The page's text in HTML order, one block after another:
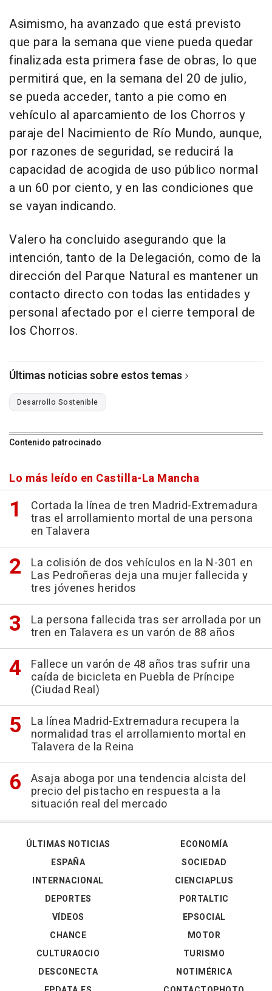
Asimismo, ha avanzado que está previsto
que para la semana que viene pueda quedar
finalizada esta primera fase de obras, lo que
permitirá que, en la semana del 20 de julio,
se pueda acceder, tanto a pie como en
vehículo al aparcamiento de los Chorros y
paraje del Nacimiento de Río Mundo, aunque,
por razones de seguridad, se reducirá la
capacidad de acogida de uso público normal
a un 60 por ciento, y en las condiciones que
se vayan indicando.
Valero ha concluido asegurando que la
intención, tanto de la Delegación, como de la
dirección del Parque Natural es mantener un
contacto directo con todas las entidades y
personal afectado por el cierre temporal de
los Chorros.
Últimas noticias sobre estos temas
Desarrollo Sostenible
Contenido patrocinado
Lo más leído en Castilla-La Mancha
Cortada la línea de tren Madrid-Extremadura
tras el arrollamiento mortal de una persona
en Talavera
La colisión de dos vehículos en la N-301 en
Las Pedroñeras deja una mujer fallecida y
tres jóvenes heridos
La persona fallecida tras ser arrollada por un
tren en Talavera es un varón de 88 años
Fallece un varón de 48 años tras sufrir una
caída de bicicleta en Puebla de Príncipe
(Ciudad Real)
La línea Madrid-Extremadura recupera la
normalidad tras el arrollamiento mortal en
Talavera de la Reina
Asaja aboga por una tendencia alcista del
precio del pistacho en respuesta a la
situación real del mercado
ÚLTIMAS NOTICIAS
ESPAÑA
INTERNACIONAL
DEPORTES
VÍDEOS
ECONOMÍA
SOCIEDAD
CIENCIAPLUS
PORTALTIC
EPSOCIAL
CHANCE
CULTURAOCIO
DESCONECTA
MOTOR
TURISMO
NOTIMÉRICA